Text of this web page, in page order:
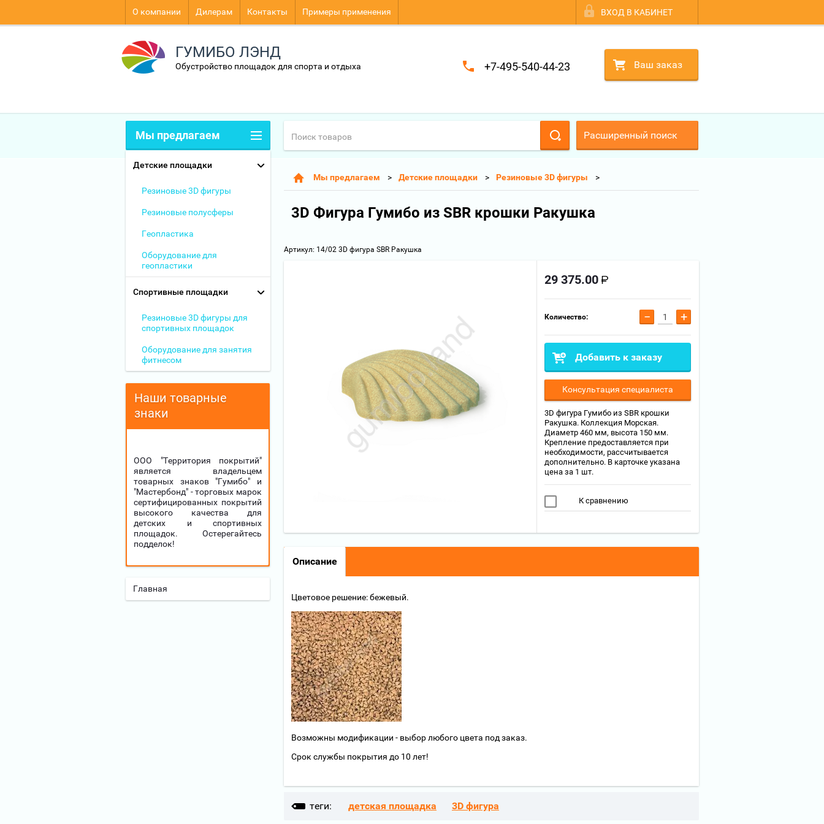
О компании Дилерам Контакты Примеры применения ВХОД В КАБИНЕТ
ГУМИБО ЛЭНД
Обустройство площадок для спорта и отдыха +7-495-540-44-23 Ваш заказ
Расширенный поиск
Мы предлагаем Детские площадки Резиновые 3D фигуры
3D Фигура Гумибо из SBR крошки Ракушка
Артикул: 14/02 3D фигура SBR Ракушка
29 375.00
Количество: − +
Добавить к заказу
Консультация специалиста
3D фигура Гумибо из SBR крошки
Ракушка. Коллекция Морская.
Диаметр 460 мм, высота 150 мм.
Крепление предоставляется при
необходимости, рассчитывается
дополнительно. В карточке указана
цена за 1 шт.
К сравнению
Описание
Цветовое решение: бежевый.
Возможны модификации - выбор любого цвета под заказ.
Срок службы покрытия до 10 лет!
теги: детская площадка 3D фигура
Мы предлагаем
Детские площадки
Резиновые 3D фигуры
Резиновые полусферы
Геопластика
Оборудование для
геопластики
Спортивные площадки
Резиновые 3D фигуры для
спортивных площадок
Оборудование для занятия
фитнесом
Наши товарные
знаки
ООО "Территория покрытий"
является владельцем
товарных знаков "Гумибо" и
"Мастербонд" - торговых марок
сертифицированных покрытий
высокого качества для
детских и спортивных
площадок. Остерегайтесь
подделок!
Главная